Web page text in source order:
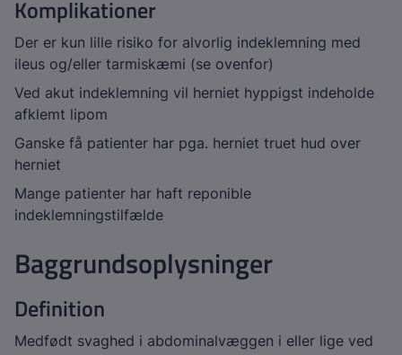
Komplikationer
Der er kun lille risiko for alvorlig indeklemning med
ileus og/eller tarmiskæmi (se ovenfor)
Ved akut indeklemning vil herniet hyppigst indeholde
afklemt lipom
Ganske få patienter har pga. herniet truet hud over
herniet
Mange patienter har haft reponible
indeklemningstilfælde
Baggrundsoplysninger
Definition
Medfødt svaghed i abdominalvæggen i eller lige ved